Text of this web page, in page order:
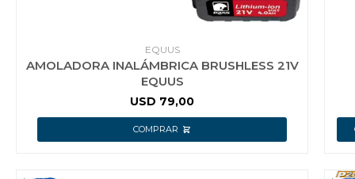
EQUUS
AMOLADORA INALÁMBRICA BRUSHLESS 21V
EQUUS
USD 79,00